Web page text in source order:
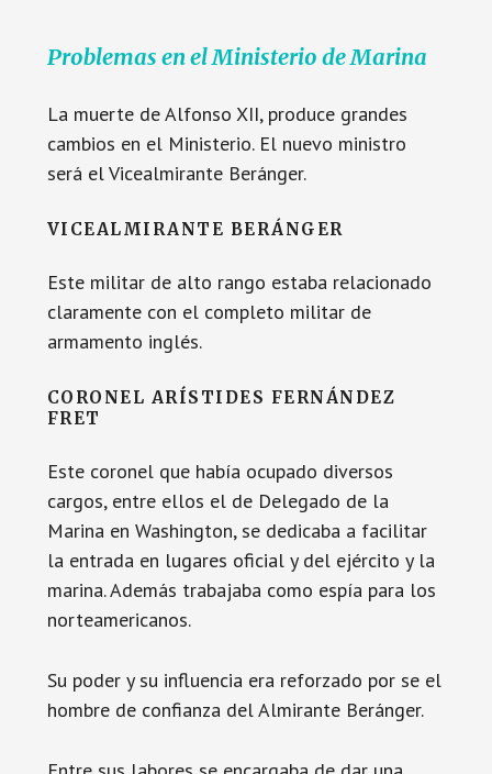
Problemas en el Ministerio de Marina
La muerte de Alfonso XII, produce grandes
cambios en el Ministerio. El nuevo ministro
será el Vicealmirante Beránger.
VICEALMIRANTE BERÁNGER
Este militar de alto rango estaba relacionado
claramente con el completo militar de
armamento inglés.
CORONEL ARÍSTIDES FERNÁNDEZ
FRET
Este coronel que había ocupado diversos
cargos, entre ellos el de Delegado de la
Marina en Washington, se dedicaba a facilitar
la entrada en lugares oficial y del ejército y la
marina. Además trabajaba como espía para los
norteamericanos.
Su poder y su influencia era reforzado por se el
hombre de confianza del Almirante Beránger.